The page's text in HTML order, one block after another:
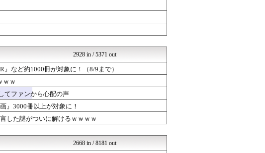
ねこのあまやどり
うま速｜競馬5chまとめ速...
(*ﾟ∀ﾟ)ゞカガクニュー...
【サッカー まとめ】サカラ...
育児板拾い読み
Zチャンネル＠VIP
動画ライダー
結婚・恋愛ニュースぷらす
坂道情報通～乃木坂46まと...
不思議.net - 5ch...
mutyunのゲーム+αブ...
まとめABC
2928 in / 5371 out
』など約1000冊が対象に！（8/9まで）
ｗｗ
てファンから心配の声
』3000冊以上が対象に！
した謎がついに解けるｗｗｗｗ
2668 in / 8181 out